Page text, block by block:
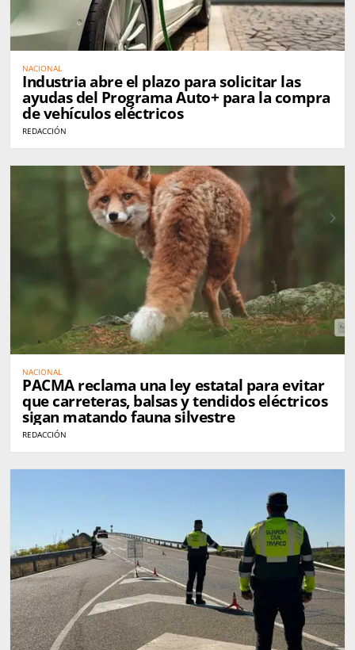
NACIONAL
Industria abre el plazo para solicitar las
ayudas del Programa Auto+ para la compra
de vehículos eléctricos
REDACCIÓN
NACIONAL
PACMA reclama una ley estatal para evitar
que carreteras, balsas y tendidos eléctricos
sigan matando fauna silvestre
REDACCIÓN